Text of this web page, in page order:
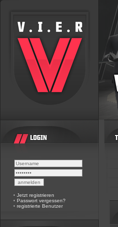
• Jetzt registrieren
• Passwort vergessen?
• registrierte Benutzer